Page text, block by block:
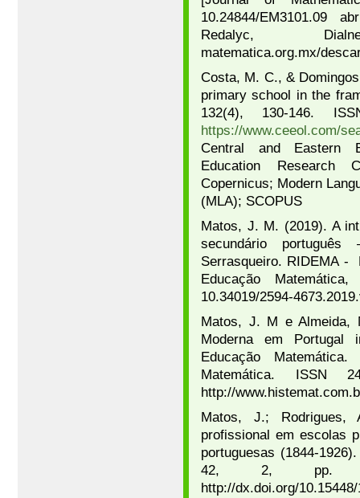
10.24844/EM3101.09
Redalyc, Dialnet
matematica.org.mx/
Costa, M. C., &
primary school in the
132(4), 130-146.
https://www.ceeol.com/
Central and Eastern
Education Research
Copernicus; Modern
(MLA); SCOPUS
Matos, J. M. (2019). A
secundário
Serrasqueiro. RIDEMA -
Educação
10.34019/2594-
Matos, J. M e Almeida,
Moderna em Portugal
Educação
Matemática.
http://
Matos, J.; Rodrigues,
profissional em escolas
portuguesas (1844-
42, 2, pp.
http://dx.doi.org/